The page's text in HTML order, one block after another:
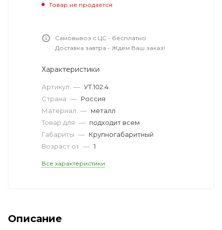
Товар не продается
Самовывоз с ЦС - бесплатно
Доставка завтра - Ждем Ваш заказ!
Характеристики
Артикул — УТ.102.4
Страна — Россия
Материал — металл
Товар для — подходит всем
Габариты — Крупногабаритный
Возраст от — 1
Все характеристики
Описание